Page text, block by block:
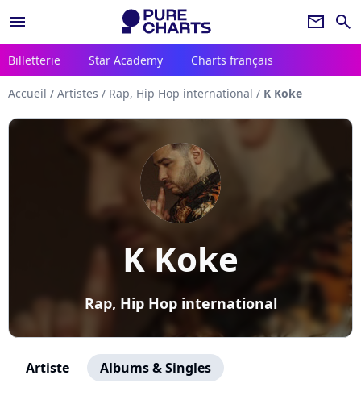
menu newsletter search
Billetterie Star Academy Charts français
Accueil / Artistes / Rap, Hip Hop international / K Koke
K Koke
Rap, Hip Hop international
Artiste Albums & Singles